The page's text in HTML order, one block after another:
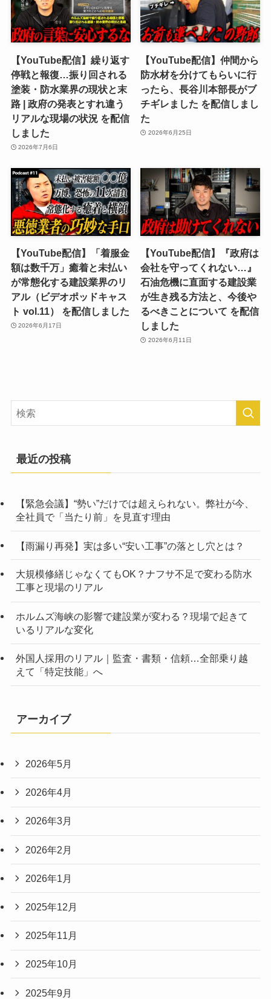
【YouTube配信】繰り返す
停戦と報復…振り回される
塗装・防水業界の現状と末
路 | 政府の発表とすれ違う
リアルな現場の状況 を配信
しました
2026年7月6日
【YouTube配信】仲間から
防水材を分けてもらいに行
ったら、長谷川本部長がブ
チギレました を配信しまし
た
2026年6月25日
【YouTube配信】「着服金
額は数千万」癒着と未払い
が常態化する建設業界のリ
アル（ビデオポッドキャス
ト vol.11） を配信しました
2026年6月17日
【YouTube配信】『政府は
会社を守ってくれない…』
石油危機に直面する建設業
が生き残る方法と、今後や
るべきことについて を配信
しました
2026年6月11日
最近の投稿
【緊急会議】“勢い”だけでは超えられない。弊社が今、
全社員で「当たり前」を見直す理由
【雨漏り再発】実は多い“安い工事”の落とし穴とは？
大規模修繕じゃなくてもOK？ナフサ不足で変わる防水
工事と現場のリアル
ホルムズ海峡の影響で建設業が変わる？現場で起きて
いるリアルな変化
外国人採用のリアル｜監査・書類・信頼…全部乗り越
えて「特定技能」へ
アーカイブ
2026年5月
2026年4月
2026年3月
2026年2月
2026年1月
2025年12月
2025年11月
2025年10月
2025年9月